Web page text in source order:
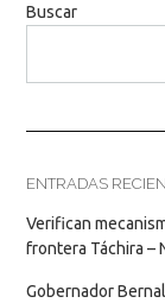
Buscar
ENTRADAS
Verifican
frontera Táchira –
Gobernador